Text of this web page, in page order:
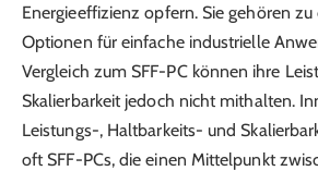
Energieeffizienz opfern. Sie gehören
Optionen für einfache industrielle
Vergleich zum SFF-PC können ihre
Skalierbarkeit jedoch nicht mithalten.
Leistungs-, Haltbarkeits- und
oft SFF-PCs, die einen Mittelpunkt